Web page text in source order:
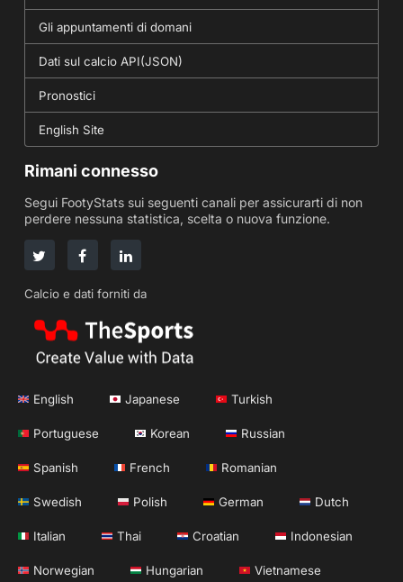
Gli appuntamenti di domani
Dati sul calcio API(JSON)
Pronostici
English Site
Rimani connesso
Segui FootyStats sui seguenti canali per assicurarti di non
perdere nessuna statistica, scelta o nuova funzione.
Calcio e dati forniti da
English Japanese Turkish
Portuguese Korean Russian
Spanish French Romanian
Swedish Polish German Dutch
Italian Thai Croatian Indonesian
Norwegian Hungarian Vietnamese